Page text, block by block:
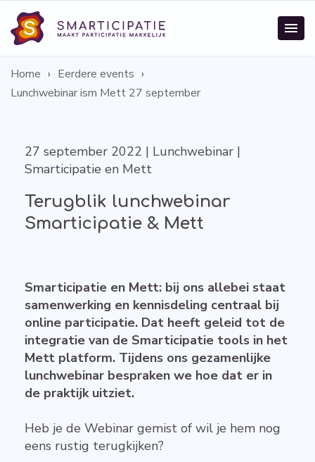
Home
Eerdere events
Lunchwebinar ism Mett 27 september
27 september 2022 | Lunchwebinar |
Smarticipatie en Mett
Terugblik lunchwebinar
Smarticipatie & Mett
Smarticipatie en Mett: bij ons allebei staat
samenwerking en kennisdeling centraal bij
online participatie. Dat heeft geleid tot de
integratie van de Smarticipatie tools in het
Mett platform. Tijdens ons gezamenlijke
lunchwebinar bespraken we hoe dat er in
de praktijk uitziet.
Heb je de Webinar gemist of wil je hem nog
eens rustig terugkijken?